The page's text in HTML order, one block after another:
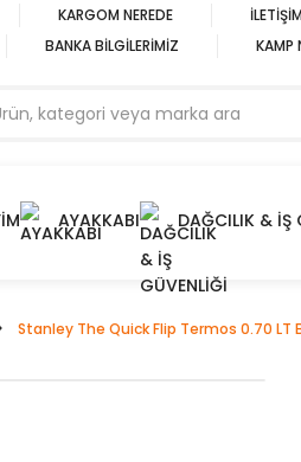
KARGOM NEREDE
İLETİŞİM
BANKA BİLGİLERİMİZ KAMP
AYAKKABI DAĞCILIK & İŞ
Stanley The Quick Flip Termos 0.70 LT